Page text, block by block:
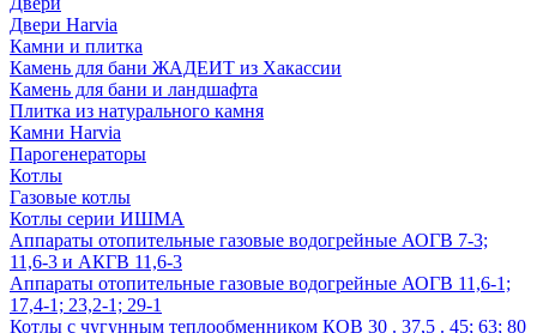
Двери Harvia
Камни и плитка
Камень для бани ЖАДЕИТ из Хакассии
Камень для бани и ландшафта
Плитка из натурального камня
Камни Harvia
Парогенераторы
Котлы
Газовые котлы
Котлы серии ИШМА
Аппараты отопительные газовые водогрейные АОГВ 7-3;
11,6-3 и АКГВ 11,6-3
Аппараты отопительные газовые водогрейные АОГВ 11,6-1;
17,4-1; 23,2-1; 29-1
Котлы с чугунным теплообменником КОВ 30 . 37,5 . 45; 63; 80